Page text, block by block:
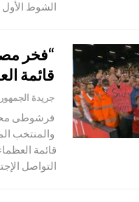
الشوط
“فخر
قائمة
فرشوطى
والمنتخب
قائمة
التواصل